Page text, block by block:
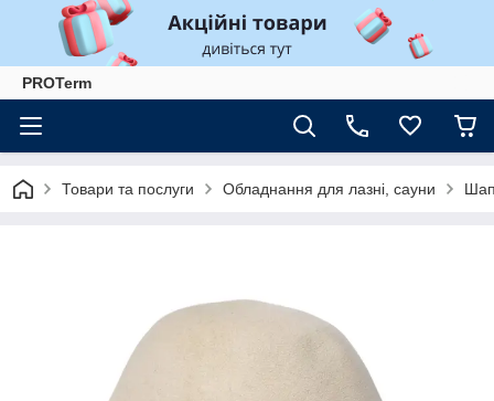
PROTerm
Товари та послуги Обладнання для лазні, сауни